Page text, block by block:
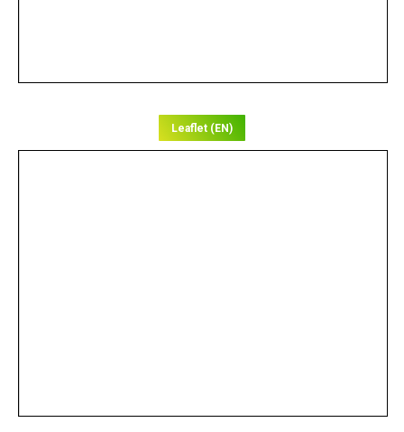
Leaflet (EN)